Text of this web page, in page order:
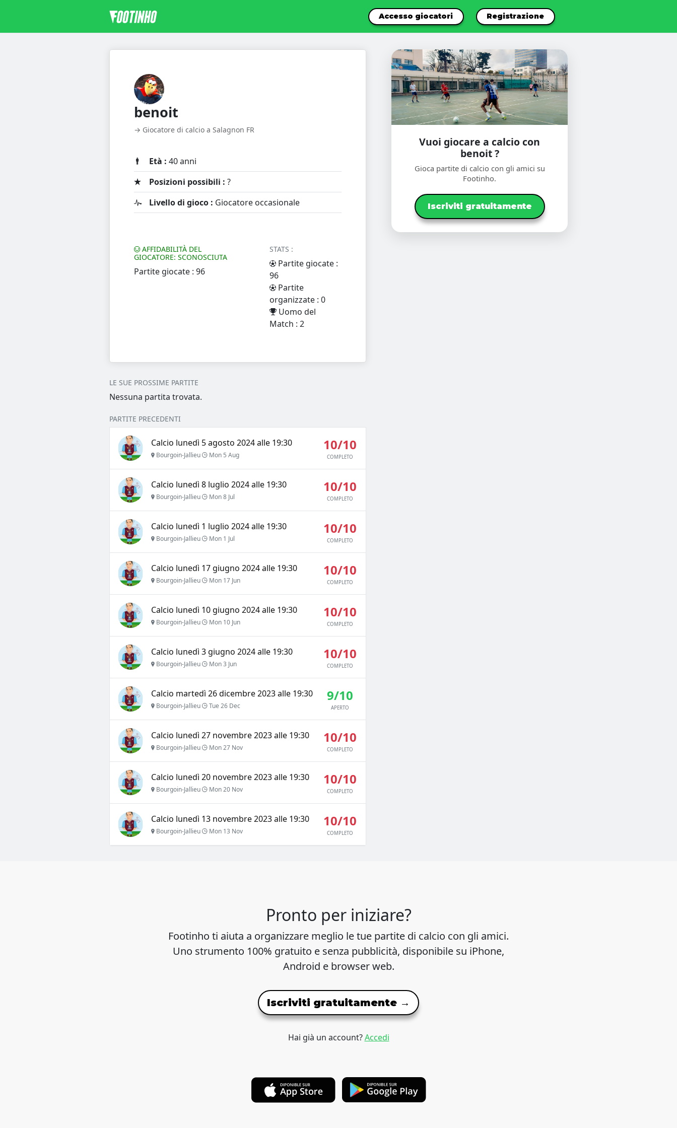
Accesso giocatori Registrazione
benoit
→ Giocatore di calcio a Salagnon FR
Età : 40 anni
Posizioni possibili : ?
Livello di gioco : Giocatore occasionale
AFFIDABILITÀ DEL
GIOCATORE: SCONOSCIUTA
Partite giocate : 96
STATS :
Partite giocate :
96
Partite
organizzate : 0
Uomo del
Match : 2
Vuoi giocare a calcio con
benoit ?
Gioca partite di calcio con gli amici su
Footinho.
Iscriviti gratuitamente
LE SUE PROSSIME PARTITE
Nessuna partita trovata.
PARTITE PRECEDENTI
Calcio lunedì 5 agosto 2024 alle 19:30
Bourgoin-Jallieu Mon 5 Aug
10/10
COMPLETO
Calcio lunedì 8 luglio 2024 alle 19:30
Bourgoin-Jallieu Mon 8 Jul
10/10
COMPLETO
Calcio lunedì 1 luglio 2024 alle 19:30
Bourgoin-Jallieu Mon 1 Jul
10/10
COMPLETO
Calcio lunedì 17 giugno 2024 alle 19:30
Bourgoin-Jallieu Mon 17 Jun
10/10
COMPLETO
Calcio lunedì 10 giugno 2024 alle 19:30
Bourgoin-Jallieu Mon 10 Jun
10/10
COMPLETO
Calcio lunedì 3 giugno 2024 alle 19:30
Bourgoin-Jallieu Mon 3 Jun
10/10
COMPLETO
Calcio martedì 26 dicembre 2023 alle 19:30
Bourgoin-Jallieu Tue 26 Dec
9/10
APERTO
Calcio lunedì 27 novembre 2023 alle 19:30
Bourgoin-Jallieu Mon 27 Nov
10/10
COMPLETO
Calcio lunedì 20 novembre 2023 alle 19:30
Bourgoin-Jallieu Mon 20 Nov
10/10
COMPLETO
Calcio lunedì 13 novembre 2023 alle 19:30
Bourgoin-Jallieu Mon 13 Nov
10/10
COMPLETO
Pronto per iniziare?
Footinho ti aiuta a organizzare meglio le tue partite di calcio con gli amici.
Uno strumento 100% gratuito e senza pubblicità, disponibile su iPhone,
Android e browser web.
Iscriviti gratuitamente →
Hai già un account?Accedi